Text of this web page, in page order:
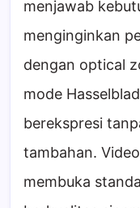
menjawab
menginginkan
dengan optical
mode
berekspresi
tambahan.
membuka